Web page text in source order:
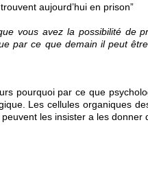
aujourd’hui en prison”
vous avez la possibilité de
par ce que demain il peut
pourquoi par ce que
Les cellules organiques
les insister a les donner